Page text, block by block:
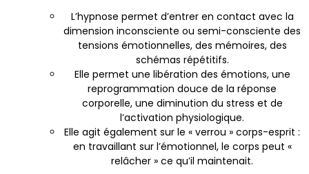
L’hypnose permet d’entrer en contact avec la
dimension inconsciente ou semi-consciente des
tensions émotionnelles, des mémoires, des
schémas répétitifs.
Elle permet une libération des émotions, une
reprogrammation douce de la réponse
corporelle, une diminution du stress et de
l’activation physiologique.
Elle agit également sur le « verrou » corps-esprit :
en travaillant sur l’émotionnel, le corps peut «
relâcher » ce qu’il maintenait.